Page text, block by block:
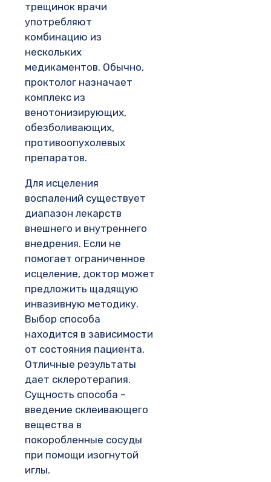
трещинок врачи
употребляют
комбинацию из
нескольких
медикаментов. Обычно,
проктолог назначает
комплекс из
венотонизирующих,
обезболивающих,
противоопухолевых
препаратов.
Для исцеления
воспалений существует
диапазон лекарств
внешнего и внутреннего
внедрения. Если не
помогает ограниченное
исцеление, доктор может
предложить щадящую
инвазивную методику.
Выбор способа
находится в зависимости
от состояния пациента.
Отличные результаты
дает склеротерапия.
Сущность способа –
введение склеивающего
вещества в
покоробленные сосуды
при помощи изогнутой
иглы.